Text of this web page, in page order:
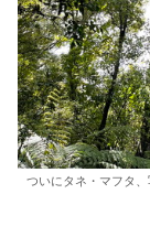
ついにタネ・マフタ